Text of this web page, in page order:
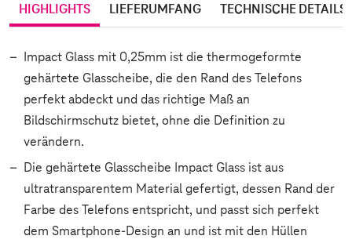
HIGHLIGHTS LIEFERUMFANG TECHNISCHE DETAILS
Impact Glass mit 0,25mm ist die thermogeformte
gehärtete Glasscheibe, die den Rand des Telefons
perfekt abdeckt und das richtige Maß an
Bildschirmschutz bietet, ohne die Definition zu
verändern.
Die gehärtete Glasscheibe Impact Glass ist aus
ultratransparentem Material gefertigt, dessen Rand der
Farbe des Telefons entspricht, und passt sich perfekt
dem Smartphone-Design an und ist mit den Hüllen